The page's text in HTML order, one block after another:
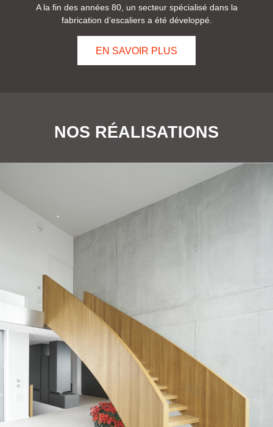
A la fin des années 80, un secteur spécialisé dans la
fabrication d’escaliers a été développé.
EN SAVOIR PLUS
NOS RÉALISATIONS